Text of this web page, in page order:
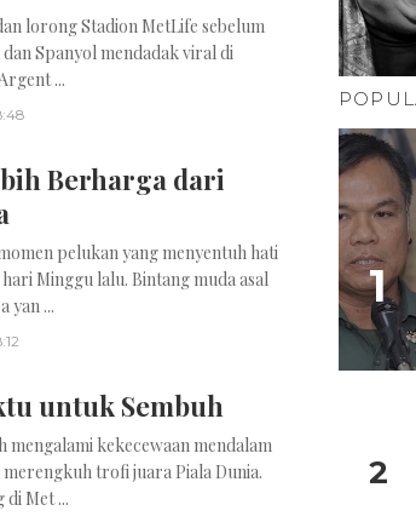
lorong Stadion MetLife sebelum
Spanyol mendadak viral di
...
Berharga dari
pelukan yang menyentuh hati
Minggu lalu. Bintang muda asal
yan ...
untuk Sembuh
mengalami kekecewaan mendalam
trofi juara Piala Dunia.
Met ...
1
2